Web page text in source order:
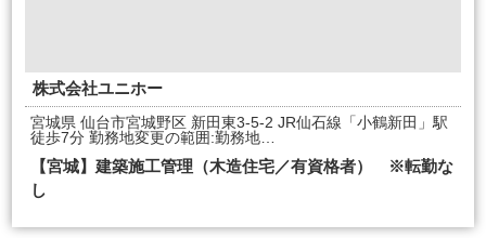
株式会社ユニホー
宮城県 仙台市宮城野区 新田東3-5-2 JR仙石線「小鶴新田」駅
徒歩7分 勤務地変更の範囲:勤務地…
【宮城】建築施工管理（木造住宅／有資格者） ※転勤な
し